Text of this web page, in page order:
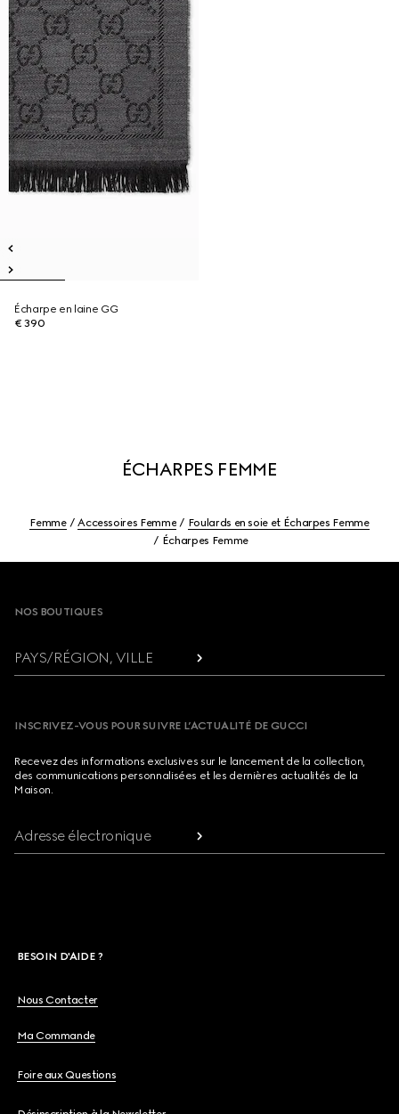
Écharpe en laine GG
€ 390
ÉCHARPES FEMME
Femme Accessoires Femme
Foulards en soie et Écharpes Femme
Écharpes Femme
NOS BOUTIQUES
PAYS/RÉGION, VILLE
INSCRIVEZ-VOUS POUR SUIVRE L’ACTUALITÉ DE GUCCI
Recevez des informations exclusives sur le lancement de la collection,
des communications personnalisées et les dernières actualités de la
Maison.
Adresse électronique
BESOIN D'AIDE ?
Nous Contacter
Ma Commande
Foire aux Questions